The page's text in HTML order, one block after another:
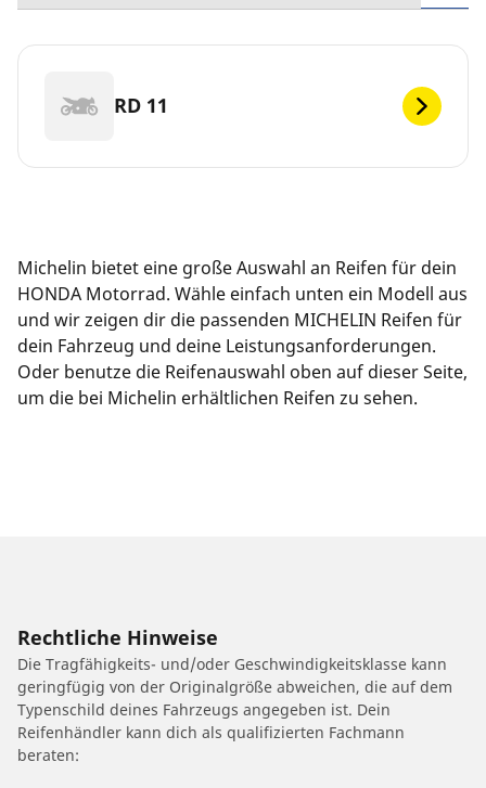
RD 11
Michelin bietet eine große Auswahl an Reifen für dein
HONDA Motorrad. Wähle einfach unten ein Modell aus
und wir zeigen dir die passenden MICHELIN Reifen für
dein Fahrzeug und deine Leistungsanforderungen.
Oder benutze die Reifenauswahl oben auf dieser Seite,
um die bei Michelin erhältlichen Reifen zu sehen.
Rechtliche Hinweise
Die Tragfähigkeits- und/oder Geschwindigkeitsklasse kann
geringfügig von der Originalgröße abweichen, die auf dem
Typenschild deines Fahrzeugs angegeben ist. Dein
Reifenhändler kann dich als qualifizierten Fachmann
beraten: